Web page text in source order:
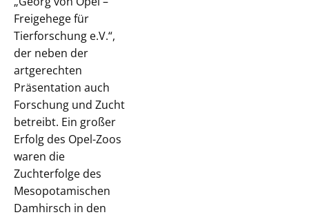
Freigehege für
Tierforschung e.V.“,
der neben der
artgerechten
Präsentation auch
Forschung und Zucht
betreibt. Ein großer
Erfolg des Opel-Zoos
waren die
Zuchterfolge des
Mesopotamischen
Damhirsch in den